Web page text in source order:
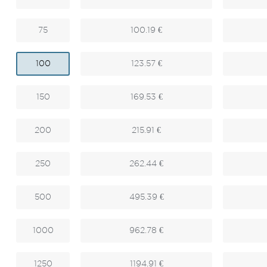
75
100
150
200
250
500
1000
1250
100.19 €
123.57 €
169.53 €
215.91 €
262.44 €
495.39 €
962.78 €
1194.91 €